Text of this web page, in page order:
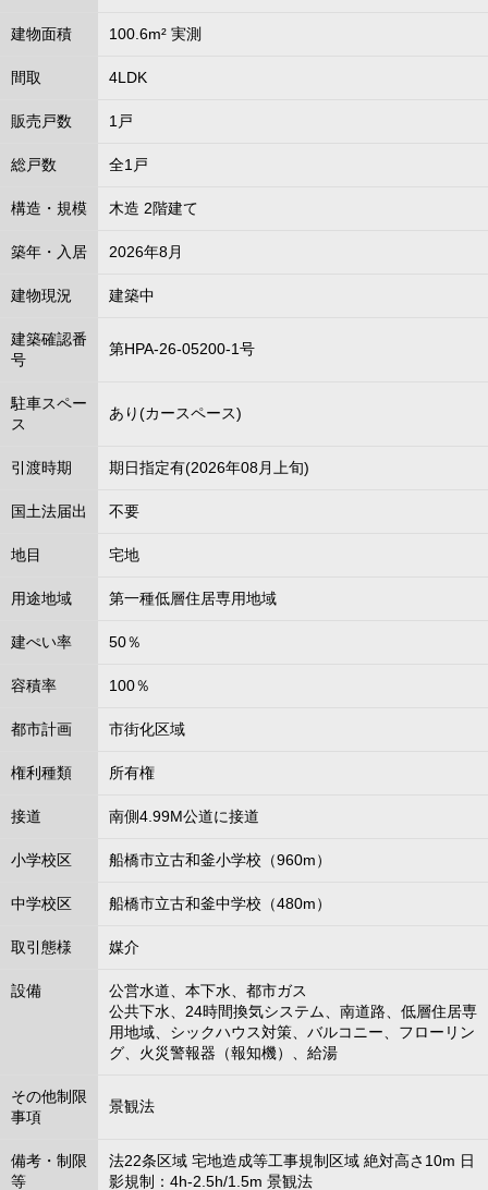
建物面積 100.6m² 実測
間取 4LDK
販売戸数 1戸
総戸数 全1戸
構造・規模 木造 2階建て
築年・入居 2026年8月
建物現況 建築中
建築確認番
号
第HPA-26-05200-1号
駐車スペー
ス
あり(カースペース)
引渡時期 期日指定有(2026年08月上旬)
国土法届出 不要
地目 宅地
用途地域 第一種低層住居専用地域
建ぺい率 50％
容積率 100％
都市計画 市街化区域
権利種類 所有権
接道 南側4.99M公道に接道
小学校区 船橋市立古和釜小学校（960m）
中学校区 船橋市立古和釜中学校（480m）
取引態様 媒介
設備
公営水道、本下水、都市ガス
公共下水、24時間換気システム、南道路、低層住居専
用地域、シックハウス対策、バルコニー、フローリン
グ、火災警報器（報知機）、給湯
その他制限
事項
景観法
備考・制限
等
法22条区域 宅地造成等工事規制区域 絶対高さ10m 日
影規制：4h-2.5h/1.5m 景観法